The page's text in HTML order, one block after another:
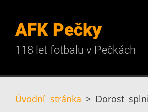
AFK Pečky
118 let fotbalu v Pečkách
Úvodní stránka > Dorost